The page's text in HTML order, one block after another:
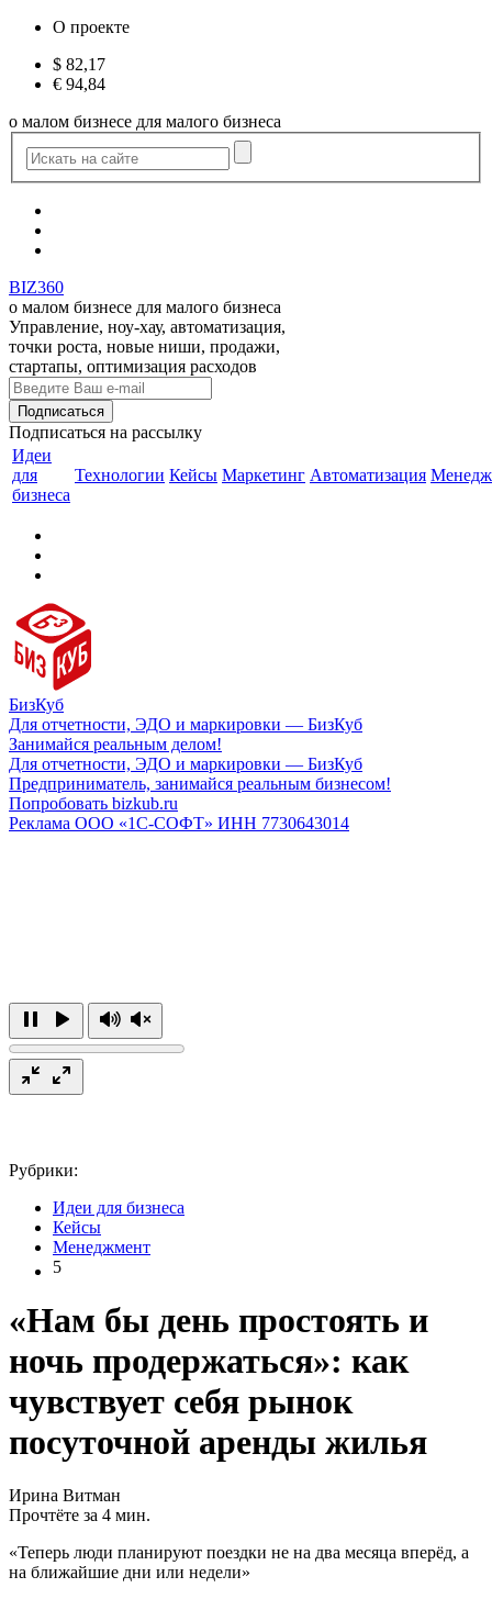
О проекте
$ 82,17
€ 94,84
о малом бизнесе для малого бизнеса
BIZ360
о малом бизнесе для малого бизнеса
Управление, ноу-хау, автоматизация,
точки роста, новые ниши, продажи,
стартапы, оптимизация расходов
Подписаться на рассылку
Идеи
для
бизнеса
Технологии Кейсы Маркетинг Автоматизация
БизКуб
Для отчетности, ЭДО и маркировки — БизКуб
Занимайся реальным делом!
Для отчетности, ЭДО и маркировки — БизКуб
Предприниматель, занимайся реальным бизнесом!
Попробовать bizkub.ru
Реклама ООО «1С-СОФТ» ИНН 7730643014
Рубрики:
Идеи для бизнеса
Кейсы
Менеджмент
5
«Нам бы день простоять и
ночь продержаться»: как
чувствует себя рынок
посуточной аренды жилья
Ирина Витман
Прочтёте за 4 мин.
«Теперь люди планируют поездки не на два месяца вперёд, а
на ближайшие дни или недели»